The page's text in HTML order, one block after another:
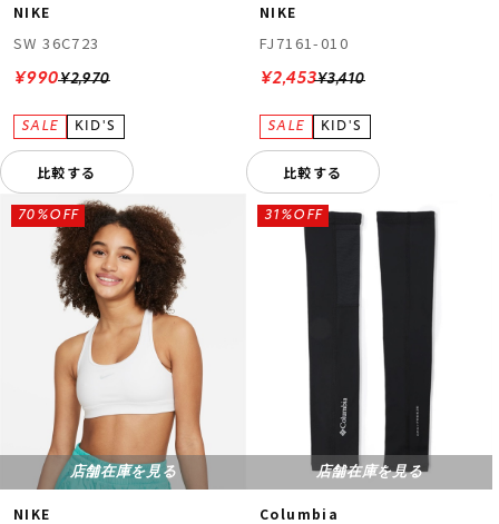
NIKE
SW 36C723
¥2,970
¥990
比較する
NIKE
FJ7161-010
¥3,410
¥2,453
比較する
店舗在庫を見る
NIKE
70%OFF
店舗在庫を見る
Columbia
31%OFF